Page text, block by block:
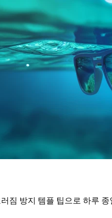
짐 방지 템플 팁으로 하루